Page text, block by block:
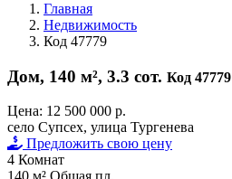
Главная
Недвижимость
Код 47779
Дом, 140 м², 3.3 сот. Код 47779
Цена: 12 500 000 р.
село Супсех, улица Тургенева
Предложить свою цену
4 Комнат